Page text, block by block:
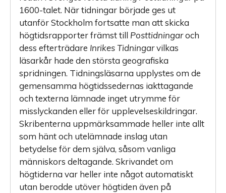
1600-talet. När tidningar började ges ut
utanför Stockholm fortsatte man att skicka
högtidsrapporter främst till Posttidningaroch
dess efterträdare Inrikes Tidningarvilkas
läsarkår hade den största geografiska
spridningen. Tidningsläsarna upplystes om de
gemensamma högtidssedernas iakttagande
och texter­na lämnade inget utrymme för
misslyckanden eller för upplevelse­skildringar.
Skribenterna uppmärksammade heller inte allt
som hänt och utelämnade inslag utan
betydelse för dem själva, såsom vanliga
människors deltagande. Skrivandet om
högtiderna var heller inte något automatiskt
utan berodde utöver högtiden även på